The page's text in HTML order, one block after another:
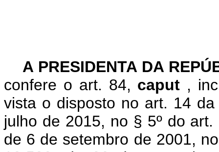
A PRESIDENTA DA
confere o art. 84, caput ,
vista o disposto no art. 14
julho de 2015, no § 5º do
de 6 de setembro de 2001,